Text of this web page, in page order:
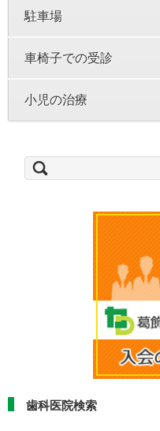
駐車場
車椅子での受診
小児の治療
索:
歯科医院検索